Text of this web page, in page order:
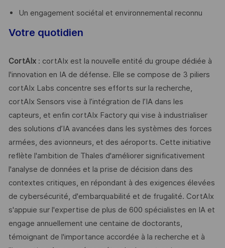
Un engagement sociétal et environnemental reconnu
Votre quotidien
CortAIx: cortAIx est la nouvelle entité du groupe dédiée à
l'innovation en IA de défense. Elle se compose de 3 piliers
cortAIx Labs concentre ses efforts sur la recherche,
cortAIx Sensors vise à l’intégration de l’IA dans les
capteurs, et enfin cortAIx Factory qui vise à industrialiser
des solutions d’IA avancées dans les systèmes des forces
armées, des avionneurs, et des aéroports. Cette initiative
reflète l'ambition de Thales d'améliorer significativement
l'analyse de données et la prise de décision dans des
contextes critiques, en répondant à des exigences élevées
de cybersécurité, d'embarquabilité et de frugalité. CortAIx
s'appuie sur l'expertise de plus de 600 spécialistes en IA et
engage annuellement une centaine de doctorants,
témoignant de l'importance accordée à la recherche et à